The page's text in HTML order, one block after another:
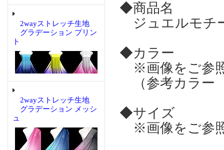
2wayストレッチ生地
グラデーション プリン
ト
2wayストレッチ生地
グラデーション メッシ
ュ
◆商品名
ジュエルモチ
◆カラー
※画像をご参
（参考カラー
◆サイズ
※画像をご参